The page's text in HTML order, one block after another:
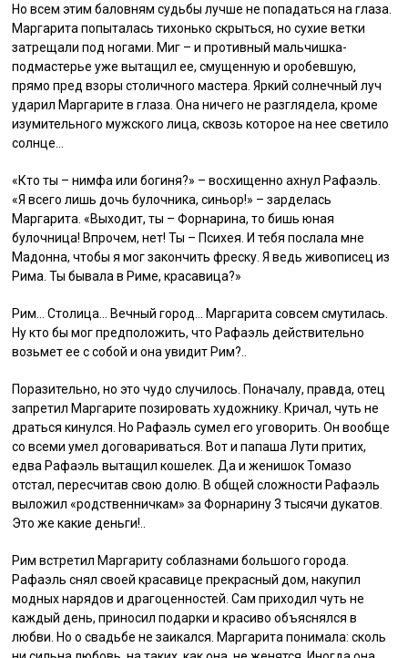
Но всем этим баловням судьбы лучше не попадаться на глаза.
Маргарита попыталась тихонько скрыться, но сухие ветки
затрещали под ногами. Миг – и противный мальчишка-
подмастерье уже вытащил ее, смущенную и оробевшую,
прямо пред взоры столичного мастера. Яркий солнечный луч
ударил Маргарите в глаза. Она ничего не разглядела, кроме
изумительного мужского лица, сквозь которое на нее светило
солнце…
«Кто ты – нимфа или богиня?» – восхищенно ахнул Рафаэль.
«Я всего лишь дочь булочника, синьор!» – зарделась
Маргарита. «Выходит, ты – Форнарина, то бишь юная
булочница! Впрочем, нет! Ты – Психея. И тебя послала мне
Мадонна, чтобы я мог закончить фреску. Я ведь живописец из
Рима. Ты бывала в Риме, красавица?»
Рим… Столица… Вечный город… Маргарита совсем смутилась.
Ну кто бы мог предположить, что Рафаэль действительно
возьмет ее с собой и она увидит Рим?..
Поразительно, но это чудо случилось. Поначалу, правда, отец
запретил Маргарите позировать художнику. Кричал, чуть не
драться кинулся. Но Рафаэль сумел его уговорить. Он вообще
со всеми умел договариваться. Вот и папаша Лути притих,
едва Рафаэль вытащил кошелек. Да и женишок Томазо
отстал, пересчитав свою долю. В общей сложности Рафаэль
выложил «родственничкам» за Форнарину 3 тысячи дукатов.
Это же какие деньги!..
Рим встретил Маргариту соблазнами большого города.
Рафаэль снял своей красавице прекрасный дом, накупил
модных нарядов и драгоценностей. Сам приходил чуть не
каждый день, приносил подарки и красиво объяснялся в
любви. Но о свадьбе не заикался. Маргарита понимала: сколь